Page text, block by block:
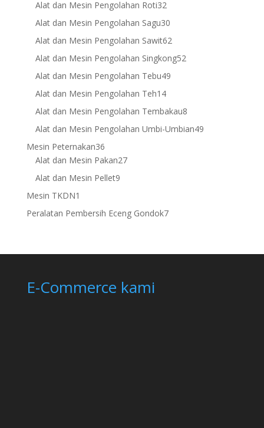
Alat dan Mesin Pengolahan Roti3232
products
Alat dan Mesin Pengolahan Sagu3030
products
Alat dan Mesin Pengolahan Sawit6262
products
Alat dan Mesin Pengolahan Singkong5252
Alat dan Mesin Pengolahan Tebu4949
Alat dan Mesin Pengolahan Teh1414
products
Alat dan Mesin Pengolahan Tembakau88
products
Alat dan Mesin Pengolahan Umbi-Umbian4949
Mesin Peternakan3636
products
Alat dan Mesin Pakan2727
Alat dan Mesin Pellet99
Mesin TKDN1
product
Peralatan Pembersih Eceng Gondok77
E-Commerce kami